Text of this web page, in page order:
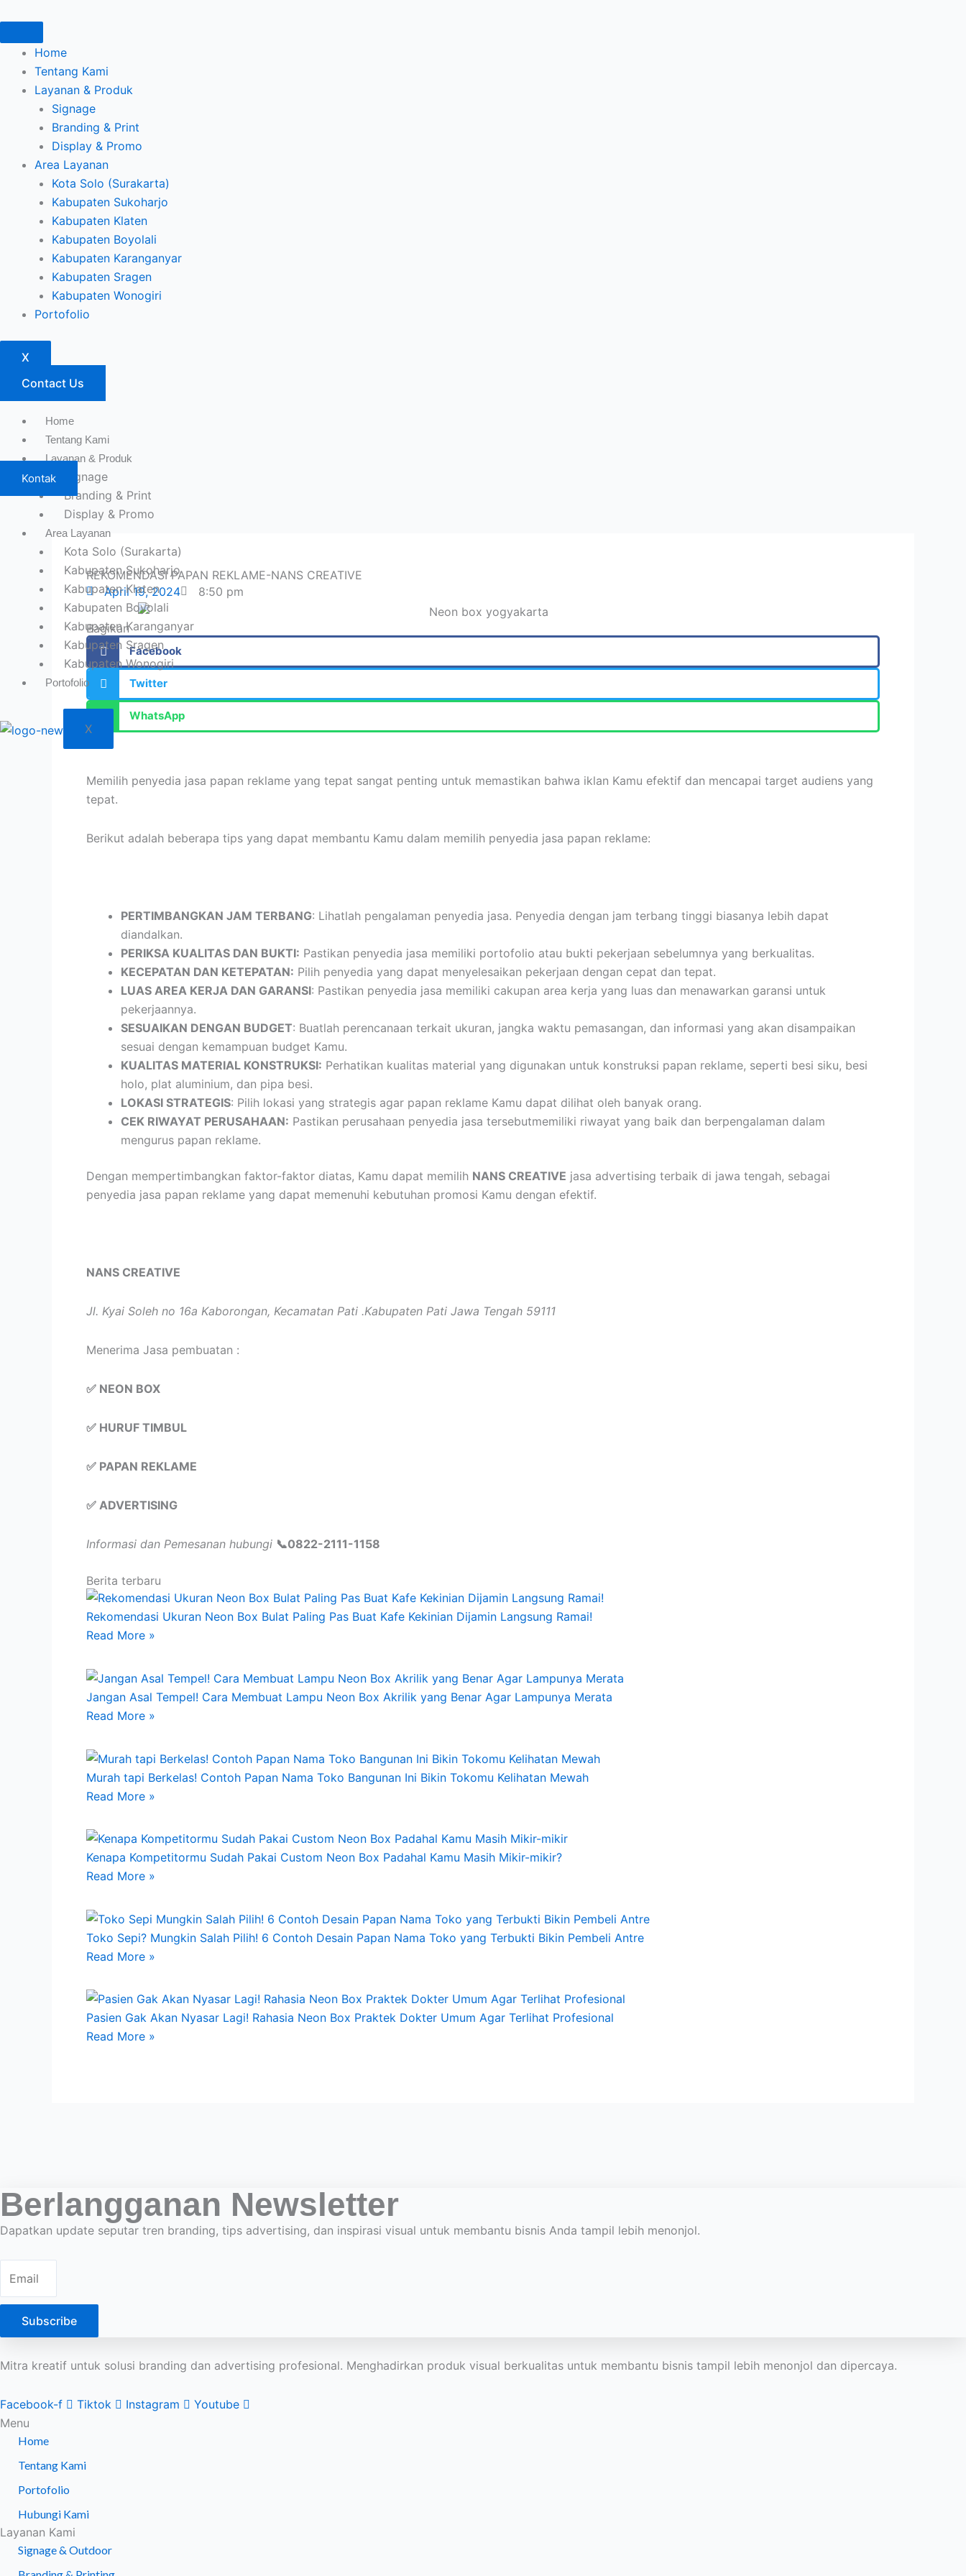
ke
kontenHome
Tentang Kami
Layanan & Produk
Signage
Branding & Print
Display & Promo
Area Layanan
Kota Solo (Surakarta)
Kabupaten Sukoharjo
Kabupaten Klaten
Kabupaten Boyolali
Kabupaten Karanganyar
Kabupaten Sragen
Kabupaten Wonogiri
Portofolio
X
Contact Us
Home
Tentang Kami
Layanan & Produk
Signage
Branding & Print
Display & Promo
Area Layanan
Kota Solo (Surakarta)
Kabupaten Sukoharjo
Kabupaten Klaten
Kabupaten Boyolali
Kabupaten Karanganyar
Kabupaten Sragen
Kabupaten Wonogiri
Portofolio
X
Kontak
REKOMENDASI PAPAN REKLAME-NANS CREATIVE
April 19, 2024
8:50 pm
Bagikan
Facebook
Twitter
WhatsApp
Memilih penyedia jasa papan reklame yang tepat sangat penting untuk memastikan bahwa iklan Kamu efektif dan mencapai target audiens yang
tepat.
Berikut adalah beberapa tips yang dapat membantu Kamu dalam memilih penyedia jasa papan reklame:
PERTIMBANGKAN JAM TERBANG: Lihatlah pengalaman penyedia jasa. Penyedia dengan jam terbang tinggi biasanya lebih dapat
diandalkan.
PERIKSA KUALITAS DAN BUKTI: Pastikan penyedia jasa memiliki portofolio atau bukti pekerjaan sebelumnya yang berkualitas.
KECEPATAN DAN KETEPATAN: Pilih penyedia yang dapat menyelesaikan pekerjaan dengan cepat dan tepat.
LUAS AREA KERJA DAN GARANSI: Pastikan penyedia jasa memiliki cakupan area kerja yang luas dan menawarkan garansi untuk
pekerjaannya.
SESUAIKAN DENGAN BUDGET: Buatlah perencanaan terkait ukuran, jangka waktu pemasangan, dan informasi yang akan disampaikan
sesuai dengan kemampuan budget Kamu.
KUALITAS MATERIAL KONSTRUKSI: Perhatikan kualitas material yang digunakan untuk konstruksi papan reklame, seperti besi siku, besi
holo, plat aluminium, dan pipa besi.
LOKASI STRATEGIS: Pilih lokasi yang strategis agar papan reklame Kamu dapat dilihat oleh banyak orang.
CEK RIWAYAT PERUSAHAAN: Pastikan perusahaan penyedia jasa tersebutmemiliki riwayat yang baik dan berpengalaman dalam
mengurus papan reklame.
Dengan mempertimbangkan faktor-faktor diatas, Kamu dapat memilih NANS CREATIVE jasa advertising terbaik di jawa tengah, sebagai
penyedia jasa papan reklame yang dapat memenuhi kebutuhan promosi Kamu dengan efektif.
NANS CREATIVE
Jl. Kyai Soleh no 16a Kaborongan, Kecamatan Pati .Kabupaten Pati Jawa Tengah 59111
Menerima Jasa pembuatan :
✅ NEON BOX
✅ HURUF TIMBUL
✅ PAPAN REKLAME
✅ ADVERTISING
Informasi dan Pemesanan hubungi 📞0822-2111-1158
Berita terbaru
Rekomendasi Ukuran Neon Box Bulat Paling Pas Buat Kafe Kekinian Dijamin Langsung Ramai!
Read More »
Jangan Asal Tempel! Cara Membuat Lampu Neon Box Akrilik yang Benar Agar Lampunya Merata
Read More »
Murah tapi Berkelas! Contoh Papan Nama Toko Bangunan Ini Bikin Tokomu Kelihatan Mewah
Read More »
Kenapa Kompetitormu Sudah Pakai Custom Neon Box Padahal Kamu Masih Mikir-mikir?
Read More »
Toko Sepi? Mungkin Salah Pilih! 6 Contoh Desain Papan Nama Toko yang Terbukti Bikin Pembeli Antre
Read More »
Pasien Gak Akan Nyasar Lagi! Rahasia Neon Box Praktek Dokter Umum Agar Terlihat Profesional
Read More »
Berlangganan Newsletter
Dapatkan update seputar tren branding, tips advertising, dan inspirasi visual untuk membantu bisnis Anda tampil lebih menonjol.
Subscribe
Mitra kreatif untuk solusi branding dan advertising profesional. Menghadirkan produk visual berkualitas untuk membantu bisnis tampil lebih menonjol dan dipercaya.
Facebook-f Tiktok Instagram
Youtube
Menu
Home
Tentang Kami
Portofolio
Hubungi Kami
Layanan Kami
Signage & Outdoor